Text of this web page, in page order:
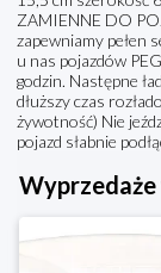
ZAMIENNE DO
zapewniamy pełen
u nas pojazdów
godzin. Następne
dłuższy czas
żywotność) Nie
pojazd słabnie
Wyprzedaże